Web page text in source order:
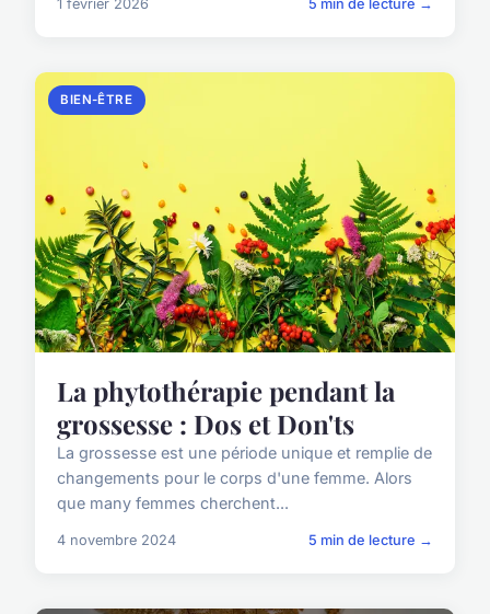
1 février 2026 5 min de lecture →
BIEN-ÊTRE
La phytothérapie pendant la
grossesse : Dos et Don'ts
La grossesse est une période unique et remplie de
changements pour le corps d'une femme. Alors
que many femmes cherchent...
4 novembre 2024 5 min de lecture →